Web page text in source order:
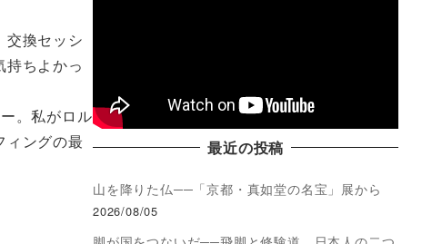
交換セッシ
ちよかっ
。私がロル
ィングの最
最近の投稿
山を降りた仏──「京都・真如堂の名宝」展から
2026/08/05